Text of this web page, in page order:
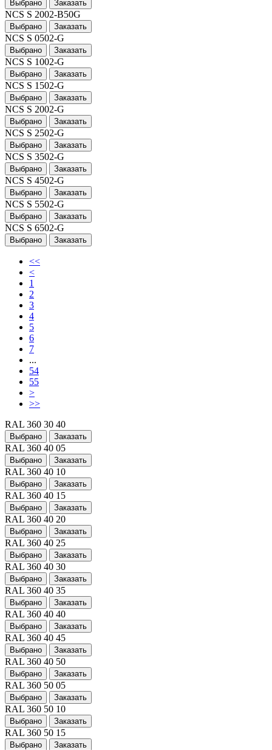
Выбрано Заказать
NCS S 2002-B50G
Выбрано Заказать
NCS S 0502-G
Выбрано Заказать
NCS S 1002-G
Выбрано Заказать
NCS S 1502-G
Выбрано Заказать
NCS S 2002-G
Выбрано Заказать
NCS S 2502-G
Выбрано Заказать
NCS S 3502-G
Выбрано Заказать
NCS S 4502-G
Выбрано Заказать
NCS S 5502-G
Выбрано Заказать
NCS S 6502-G
Выбрано Заказать
<<
<
1
2
3
4
5
6
7
...
54
55
>
>>
RAL 360 30 40
Выбрано Заказать
RAL 360 40 05
Выбрано Заказать
RAL 360 40 10
Выбрано Заказать
RAL 360 40 15
Выбрано Заказать
RAL 360 40 20
Выбрано Заказать
RAL 360 40 25
Выбрано Заказать
RAL 360 40 30
Выбрано Заказать
RAL 360 40 35
Выбрано Заказать
RAL 360 40 40
Выбрано Заказать
RAL 360 40 45
Выбрано Заказать
RAL 360 40 50
Выбрано Заказать
RAL 360 50 05
Выбрано Заказать
RAL 360 50 10
Выбрано Заказать
RAL 360 50 15
Выбрано Заказать